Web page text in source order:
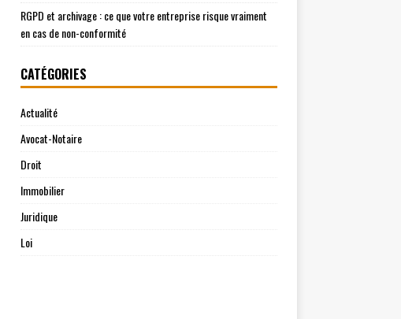
RGPD et archivage : ce que votre entreprise risque vraiment
en cas de non-conformité
CATÉGORIES
Actualité
Avocat-Notaire
Droit
Immobilier
Juridique
Loi